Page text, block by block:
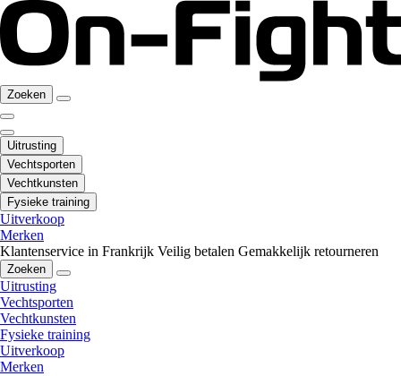
Zoeken
Uitrusting
Vechtsporten
Vechtkunsten
Fysieke training
Uitverkoop
Merken
Klantenservice in Frankrijk Veilig betalen Gemakkelijk retourneren
Zoeken
Uitrusting
Vechtsporten
Vechtkunsten
Fysieke training
Uitverkoop
Merken